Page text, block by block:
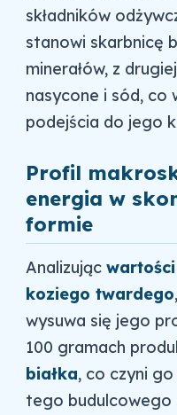
składników
stanowi skarbnicę
minerałów, z
nasycone i sód, co
podejścia do jego
Profil
energia w
formie
Analizując
koziego twardego
wysuwa się jego
100 gramach
białka, co czyni go
tego budulcowego